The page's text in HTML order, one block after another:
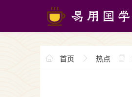
首页 热点